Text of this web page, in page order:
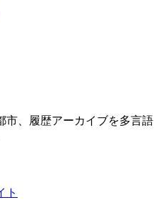
市、履歴アーカイブを多言語
ト